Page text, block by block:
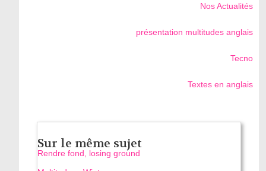
Nos Actualités
présentation multitudes anglais
Tecno
Textes en anglais
Sur le même sujet
Rendre fond, losing ground